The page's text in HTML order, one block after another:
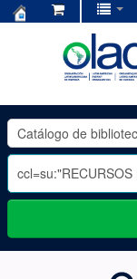
OLADE
-